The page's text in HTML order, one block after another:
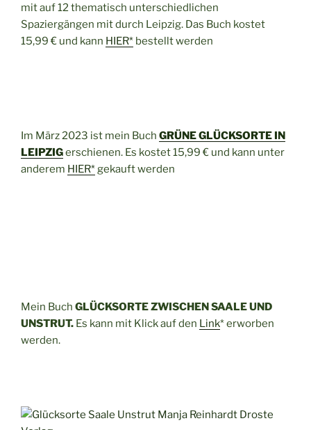
mit auf 12 thematisch unterschiedlichen
Spaziergängen mit durch Leipzig. Das Buch kostet
15,99 € und kann HIER* bestellt werden
Im März 2023 ist mein Buch GRÜNE GLÜCKSORTE IN
LEIPZIGerschienen. Es kostet 15,99 € und kann unter
anderem HIER*gekauft werden
Mein Buch GLÜCKSORTE ZWISCHEN SAALE UND
UNSTRUT. Es kann mit Klick auf den Link* erworben
werden.